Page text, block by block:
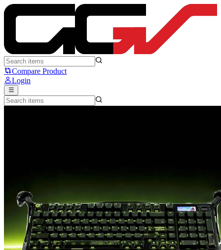
GravaStar Mercury K98 Pro: Keyboard 98% yang Bergaya
Compare Product
Login